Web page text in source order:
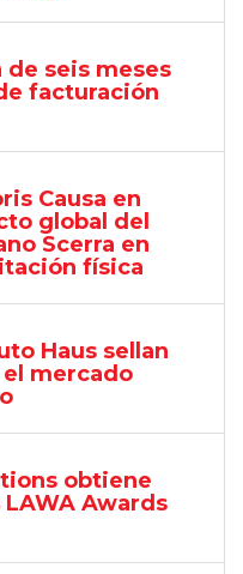
de seis meses
facturación
Causa en
global del
Scerra en
física
Haus sellan
mercado
obtiene
Awards